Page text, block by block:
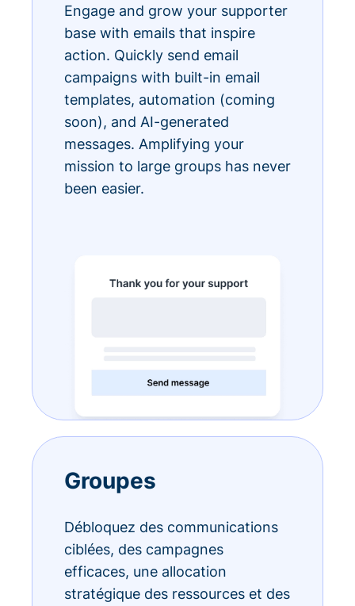
Engage and grow your supporter
base with emails that inspire
action. Quickly send email
campaigns with built-in email
templates, automation (coming
soon), and AI-generated
messages. Amplifying your
mission to large groups has never
been easier.
Groupes
Débloquez des communications
ciblées, des campagnes
efficaces, une allocation
stratégique des ressources et des